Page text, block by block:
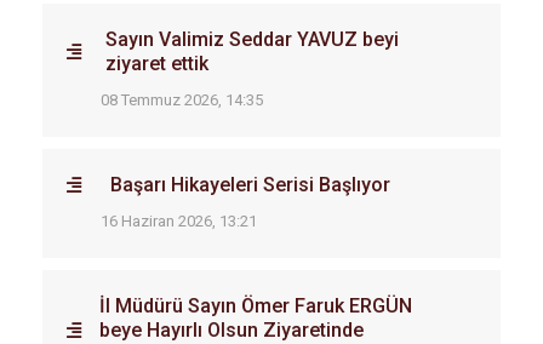
Sayın Valimiz Seddar YAVUZ beyi
ziyaret ettik
08 Temmuz 2026, 14:35
Başarı Hikayeleri Serisi Başlıyor
16 Haziran 2026, 13:21
İl Müdürü Sayın Ömer Faruk ERGÜN
beye Hayırlı Olsun Ziyaretinde